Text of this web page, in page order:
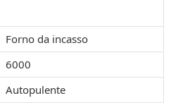
Forno da incasso
6000
Autopulente